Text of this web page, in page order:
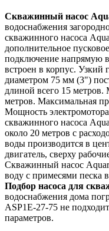
Скважинный насос
водоснабжения
скважинного насоса
дополнительное
подключение напрямую
встроен в корпус.
диаметром 75 мм (3")
длиной всего 15 метров.
метров. Максимальная
Мощность
скважинного насоса
около 20 метров с
воды производится в
двигатель, сверху
Скважинный насос
воду с примесями песка
Подбор насоса для
водоснабжения дома
ASP1E-27-75 не
параметров.